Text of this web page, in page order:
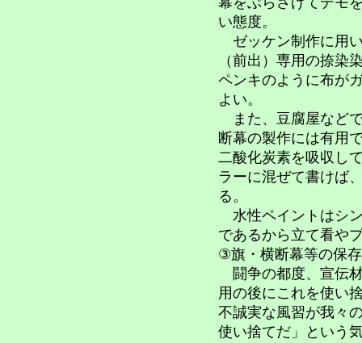
い態度。
ゼッケン制作に用
（前出）専用の捺染
ペンキのように布が
よい。
また、豆腐屋など
断幕の製作には有用
二酸化炭素を吸収し
ラーに混ぜて書けば
る。
水性ペイントはシ
であるから立て看や
③旗・横断幕等の保存
闘争の都度、宣伝
用の後にこれを使い
不誠実な風習が我々
使い捨てだ」という